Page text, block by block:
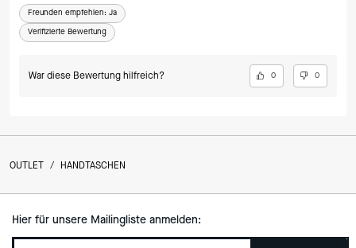
Freunden empfehlen: Ja
Verifizierte Bewertung
War diese Bewertung hilfreich? 0 0
OUTLET / HANDTASCHEN
Hier für unsere Mailingliste anmelden: